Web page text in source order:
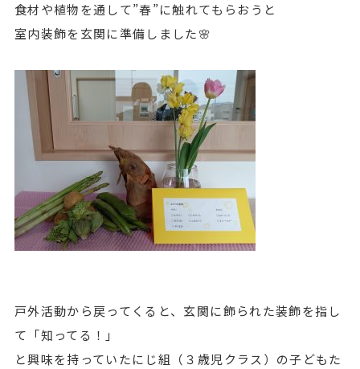
食材や植物を通して”春”に触れてもらおうと
室内装飾を玄関に準備しました🌸
戸外活動から戻ってくると、玄関に飾られた装飾を指し
て「知ってる！」
と興味を持っていたにじ組（３歳児クラス）の子どもた